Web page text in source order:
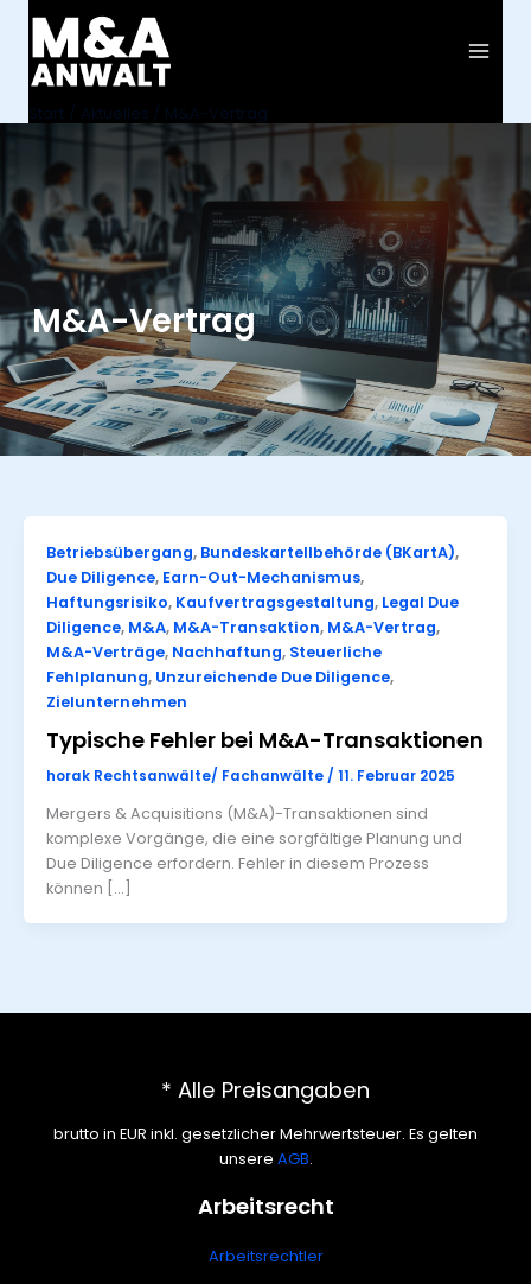
springen
Start Aktuelles M&A-Vertrag
M&A-Vertrag
Betriebsübergang, Bundeskartellbehörde (BKartA),
Due Diligence, Earn-Out-Mechanismus,
Haftungsrisiko, Kaufvertragsgestaltung, Legal Due
Diligence, M&A, M&A-Transaktion, M&A-Vertrag,
M&A-Verträge, Nachhaftung, Steuerliche
Fehlplanung, Unzureichende Due Diligence,
Zielunternehmen
Typische Fehler bei M&A-Transaktionen
horak Rechtsanwälte/ Fachanwälte / 11. Februar 2025
Mergers & Acquisitions (M&A)-Transaktionen sind
komplexe Vorgänge, die eine sorgfältige Planung und
Due Diligence erfordern. Fehler in diesem Prozess
können […]
* Alle Preisangaben
brutto in EUR inkl. gesetzlicher Mehrwertsteuer. Es gelten
unsere AGB.
Arbeitsrecht
Arbeitsrechtler